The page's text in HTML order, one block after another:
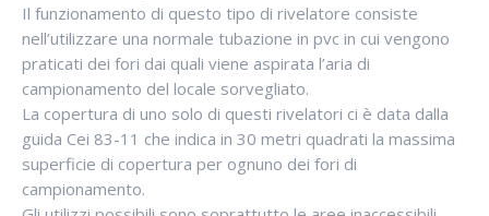
Il funzionamento di questo tipo di rivelatore consiste
nell’utilizzare una normale tubazione in pvc in cui vengono
praticati dei fori dai quali viene aspirata l’aria di
campionamento del locale sorvegliato.
La copertura di uno solo di questi rivelatori ci è data dalla
guida Cei 83-11 che indica in 30 metri quadrati la massima
superficie di copertura per ognuno dei fori di
campionamento.